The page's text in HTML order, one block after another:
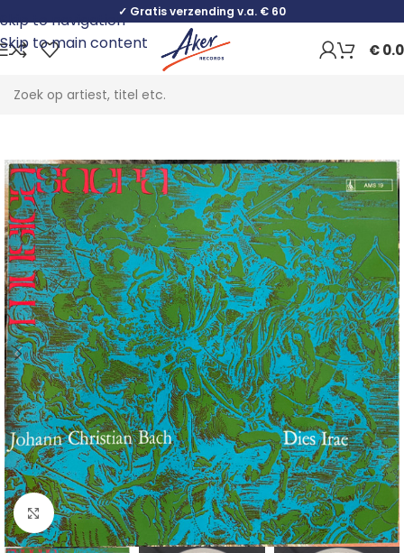
Skip to navigation
Skip to main content
✓ Gratis verzending v.a. € 60
€
Home Classical
Click to enlarge